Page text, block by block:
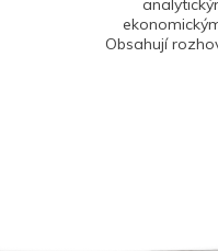
Obsahují